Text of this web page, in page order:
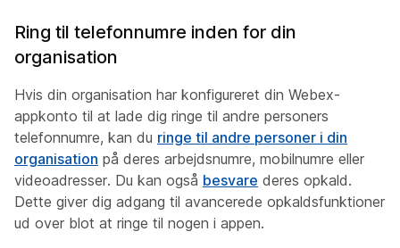
Ring til telefonnumre inden for din
organisation
Hvis din organisation har konfigureret din Webex-
appkonto til at lade dig ringe til andre personers
telefonnumre, kan du ringe til andre personer i din
organisation på deres arbejdsnumre, mobilnumre eller
videoadresser. Du kan også besvare deres opkald.
Dette giver dig adgang til avancerede opkaldsfunktioner
ud over blot at ringe til nogen i appen.